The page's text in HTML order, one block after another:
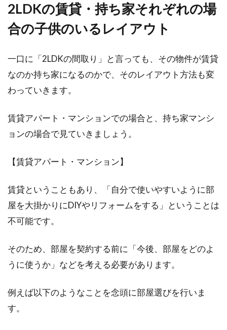
窓を効率良く掃除したい！撥水効果
は家の窓にも有効？！
家の窓の掃除、どのような方法でしています
か？毎日拭くのは億劫だけど、長く放置してい
1LDKの間取りでも種類がある！レイ
ている方も多いことでしょう。あまり意識はし
2DKレイアウトのポイント！幼い子
供との3人暮らしには2DK！
家族3人暮らしで賃貸物件を探す際、どのよう
な間取りにしようか悩まれることかと思いま
2LDKの賃貸・持ち家それぞれの場
合の子供のいるレイアウト
一口に「2LDKの間取り」と言っても、その物件が賃貸
なのか持ち家になるのかで、そのレイアウト方法も変
わっていきます。
賃貸アパート・マンションでの場合と、持ち家マンシ
ョンの場合で見ていきましょう。
【賃貸アパート・マンション】
賃貸ということもあり、「自分で使いやすいように部
屋を大掛かりにDIYやリフォームをする」ということは
不可能です。
そのため、部屋を契約する前に「今後、部屋をどのよ
うに使うか」などを考える必要があります。
例えば以下のようなことを念頭に部屋選びを行いま
す。